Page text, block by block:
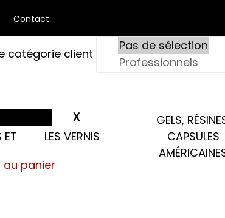
Contact
catégorie client
panier
ET LES VERNIS
GELS,
CAPSULES